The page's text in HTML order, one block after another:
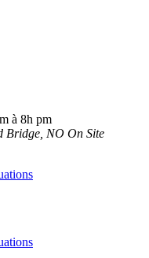
à 8h pm
Bridge, NO On Site